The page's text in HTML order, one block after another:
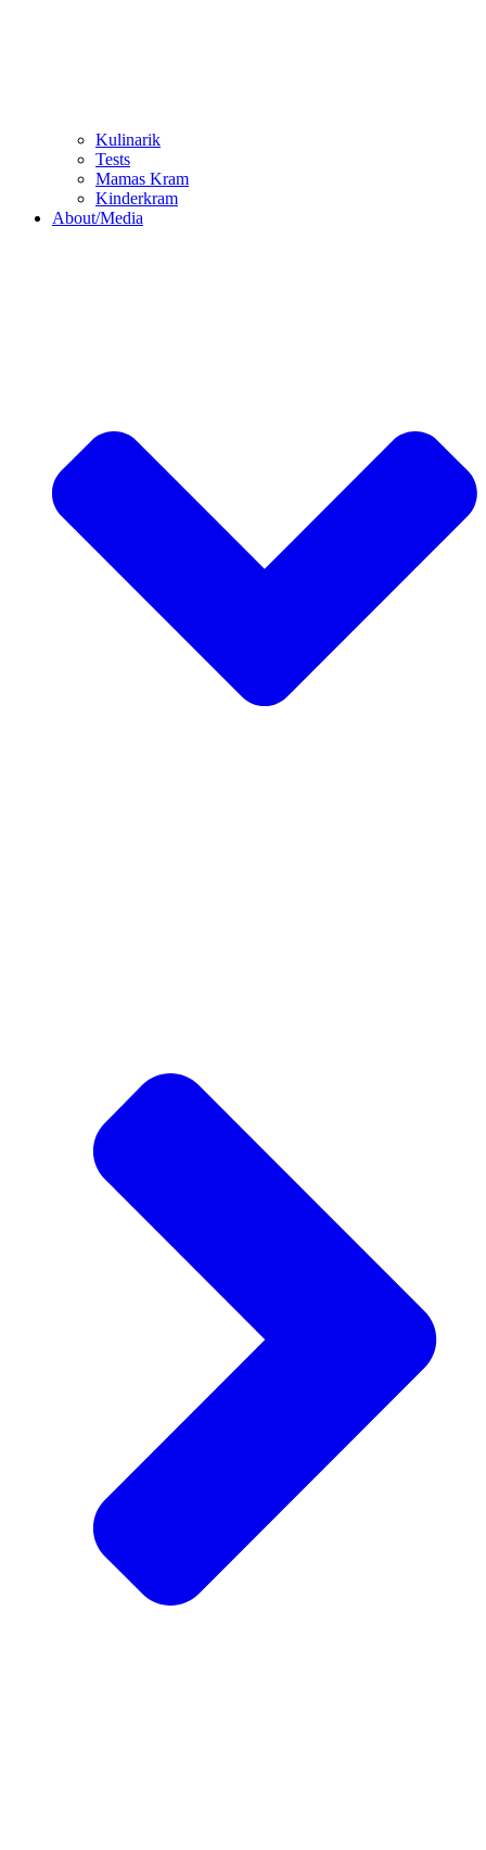
Kulinarik
Tests
Mamas Kram
Kinderkram
About/Media